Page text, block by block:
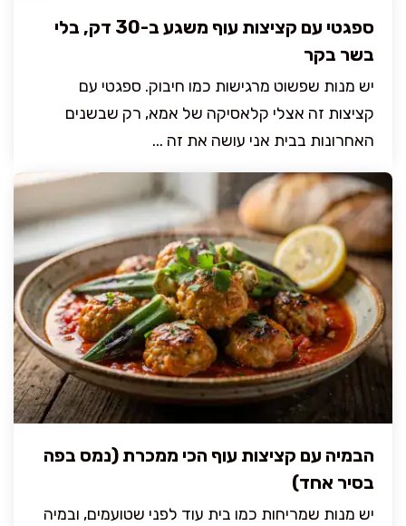
ספגטי עם קציצות עוף משגע ב-30 דק, בלי
בשר בקר
יש מנות שפשוט מרגישות כמו חיבוק. ספגטי עם
קציצות זה אצלי קלאסיקה של אמא, רק שבשנים
האחרונות בבית אני עושה את זה ...
הבמיה עם קציצות עוף הכי ממכרת (נמס בפה
בסיר אחד)
יש מנות שמריחות כמו בית עוד לפני שטועמים, ובמיה